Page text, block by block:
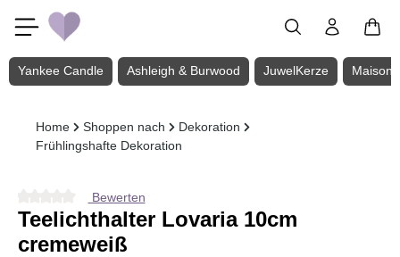
Zum Hauptinhalt springen
Yankee Candle Ashleigh & Burwood JuwelKerze Maison
Home Shoppen nach
Dekoration
Frühlingshafte Dekoration
Durchschnittliche Bewertung von 0 von 5 Sternen
Bewerten
Teelichthalter Lovaria 10cm
cremeweiß